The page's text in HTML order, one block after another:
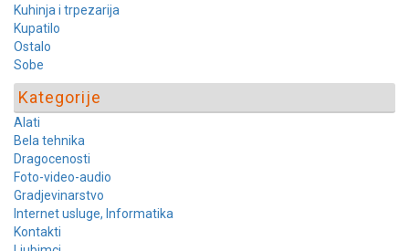
Kuhinja i trpezarija
Kupatilo
Ostalo
Sobe
Kategorije
Alati
Bela tehnika
Dragocenosti
Foto-video-audio
Gradjevinarstvo
Internet usluge, Informatika
Kontakti